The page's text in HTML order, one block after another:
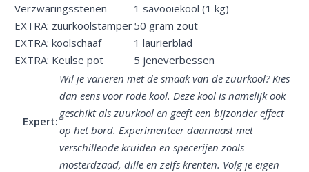
Verzwaringsstenen
EXTRA: zuurkoolstamper
EXTRA: koolschaaf
EXTRA: Keulse pot
1 savooiekool (1 kg)
50 gram zout
1 laurierblad
5 jeneverbessen
Expert:
Wil je variëren met de smaak van de zuurkool? Kies
dan eens voor rode kool. Deze kool is namelijk ook
geschikt als zuurkool en geeft een bijzonder effect
op het bord. Experimenteer daarnaast met
verschillende kruiden en specerijen zoals
mosterdzaad, dille en zelfs krenten. Volg je eigen